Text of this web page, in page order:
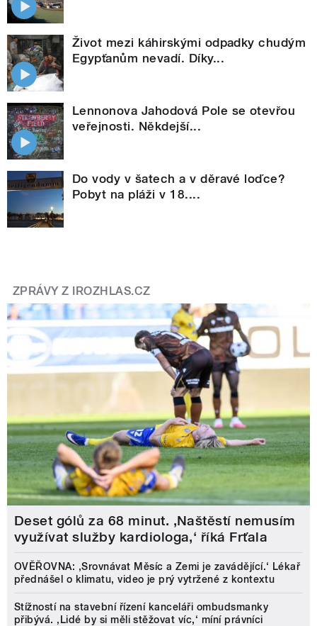
Život mezi káhirskými odpadky chudým
Egypťanům nevadí. Díky...
Lennonova Jahodová Pole se otevřou
veřejnosti. Někdejší...
Do vody v šatech a v děravé loďce?
Pobyt na pláži v 18....
ZPRÁVY Z IROZHLAS.CZ
Deset gólů za 68 minut. ,Naštěstí nemusím
využívat služby kardiologa,‘ říká Frťala
OVĚŘOVNA: ‚Srovnávat Měsíc a Zemi je zavádějící.‘ Lékař
přednášel o klimatu, video je prý vytržené z kontextu
Stížností na stavební řízení kanceláři ombudsmanky
přibývá. ‚Lidé by si měli stěžovat víc,‘ míní právníci